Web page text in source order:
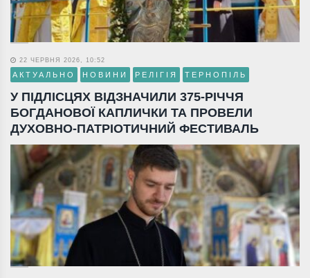
22 ЧЕРВНЯ 2026, 10:52
АКТУАЛЬНО НОВИНИ РЕЛІГІЯ ТЕРНОПІЛЬ
У ПІДЛІСЦЯХ ВІДЗНАЧИЛИ 375-РІЧЧЯ
БОГДАНОВОЇ КАПЛИЧКИ ТА ПРОВЕЛИ
ДУХОВНО-ПАТРІОТИЧНИЙ ФЕСТИВАЛЬ